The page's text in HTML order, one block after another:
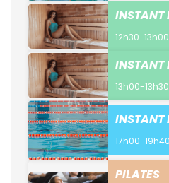
INSTANT
12h30-13h00
INSTANT
13h00-13h30
INSTANT
17h00-19h40
PILATES